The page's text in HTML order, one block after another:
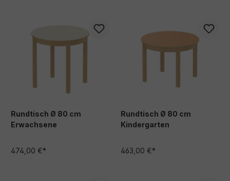
Rundtisch Ø 80 cm
Erwachsene
474,00 €*
Rundtisch Ø 80 cm
Kindergarten
463,00 €*